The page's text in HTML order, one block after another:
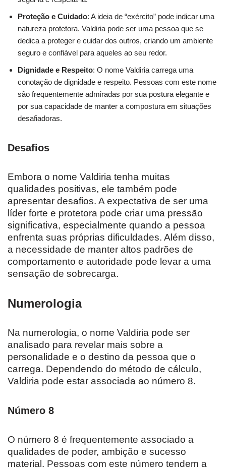
Proteção e Cuidado: A ideia de “exército” pode indicar uma
natureza protetora. Valdiria pode ser uma pessoa que se
dedica a proteger e cuidar dos outros, criando um ambiente
seguro e confiável para aqueles ao seu redor.
Dignidade e Respeito: O nome Valdiria carrega uma
conotação de dignidade e respeito. Pessoas com este nome
são frequentemente admiradas por sua postura elegante e
por sua capacidade de manter a compostura em situações
desafiadoras.
Desafios
Embora o nome Valdiria tenha muitas
qualidades positivas, ele também pode
apresentar desafios. A expectativa de ser uma
líder forte e protetora pode criar uma pressão
significativa, especialmente quando a pessoa
enfrenta suas próprias dificuldades. Além disso,
a necessidade de manter altos padrões de
comportamento e autoridade pode levar a uma
sensação de sobrecarga.
Numerologia
Na numerologia, o nome Valdiria pode ser
analisado para revelar mais sobre a
personalidade e o destino da pessoa que o
carrega. Dependendo do método de cálculo,
Valdiria pode estar associada ao número 8.
Número 8
O número 8 é frequentemente associado a
qualidades de poder, ambição e sucesso
material. Pessoas com este número tendem a